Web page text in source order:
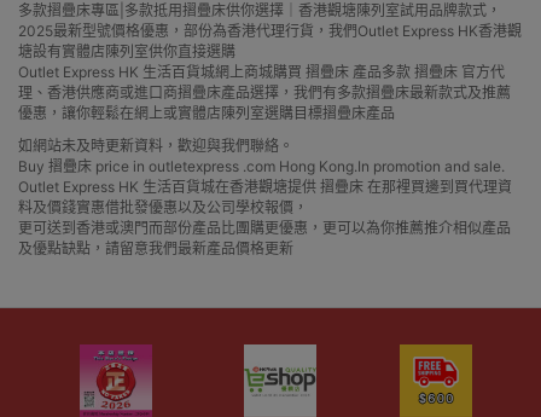
多款摺疊床專區|多款抵用摺疊床供你選擇｜香港觀塘陳列室試用品牌款式，
2025最新型號價格優惠，部份為香港代理行貨，我們Outlet Express HK香港觀
塘設有實體店陳列室供你直接選購
Outlet Express HK 生活百貨城網上商城購買 摺疊床 產品多款 摺疊床 官方代
理、香港供應商或進口商摺疊床產品選擇，我們有多款摺疊床最新款式及推薦
優惠，讓你輕鬆在網上或實體店陳列室選購目標摺疊床產品
如網站未及時更新資料，歡迎與我們聯絡。
Buy 摺疊床 price in outletexpress .com Hong Kong.In promotion and sale.
Outlet Express HK 生活百貨城在香港觀塘提供 摺疊床 在那裡買邊到買代理資
料及價錢實惠借批發優惠以及公司學校報價，
更可送到香港或澳門而部份產品比團購更優惠，更可以為你推薦推介相似產品
及優點缺點，請留意我們最新產品價格更新